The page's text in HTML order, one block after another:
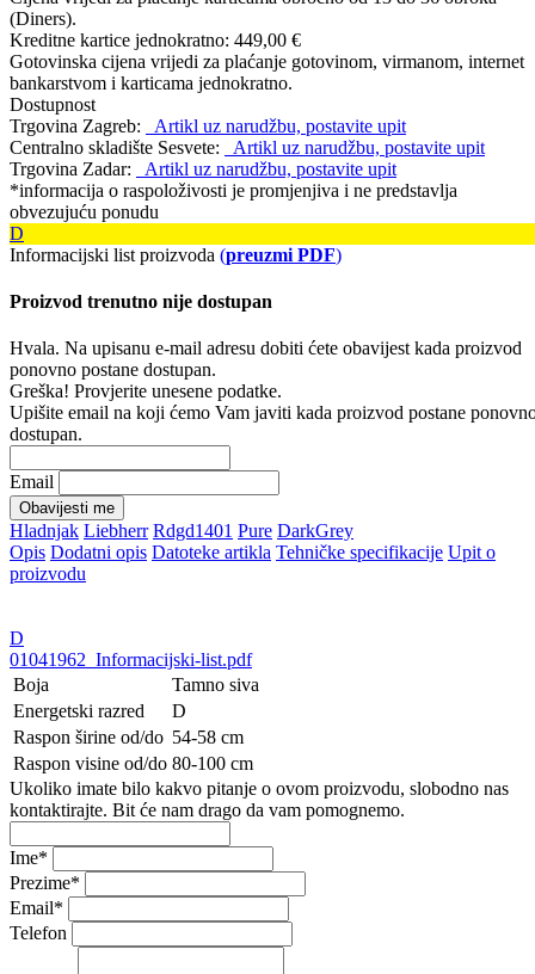
(Diners).
Kreditne kartice jednokratno: 449,00 €
Gotovinska cijena vrijedi za plaćanje gotovinom, virmanom, internet
bankarstvom i karticama jednokratno.
Dostupnost
Trgovina Zagreb:
Artikl uz narudžbu, postavite upit
Centralno skladište Sesvete:
Artikl uz narudžbu, postavite upit
Trgovina Zadar:
Artikl uz narudžbu, postavite upit
*informacija o raspoloživosti je promjenjiva i ne predstavlja
obvezujuću ponudu
D
Informacijski list proizvoda (preuzmi PDF)
Proizvod trenutno nije dostupan
Hvala. Na upisanu e-mail adresu dobiti ćete obavijest kada proizvod
ponovno postane dostupan.
Greška! Provjerite unesene podatke.
Upišite email na koji ćemo Vam javiti kada proizvod postane
dostupan.
Email
Obavijesti me
Hladnjak Liebherr Rdgd1401 Pure DarkGrey
Opis Dodatni opis Datoteke artikla Tehničke specifikacije Upit o
proizvodu
D
01041962_Informacijski-list.pdf
Boja
Tamno siva
Energetski razred
D
Raspon širine od/do 54-58 cm
Raspon visine od/do 80-100 cm
Ukoliko imate bilo kakvo pitanje o ovom proizvodu, slobodno nas
kontaktirajte. Bit će nam drago da vam pomognemo.
Ime*
Prezime*
Email*
Telefon